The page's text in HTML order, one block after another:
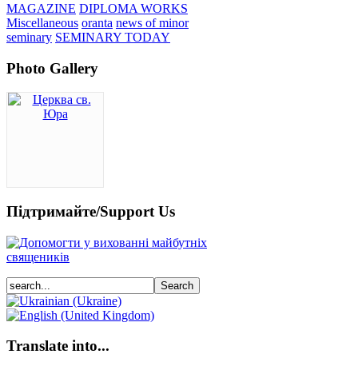
MAGAZINE DIPLOMA WORKS
Miscellaneous oranta news of minor
seminary SEMINARY TODAY
Photo Gallery
Підтримайте/Support Us
Translate into...